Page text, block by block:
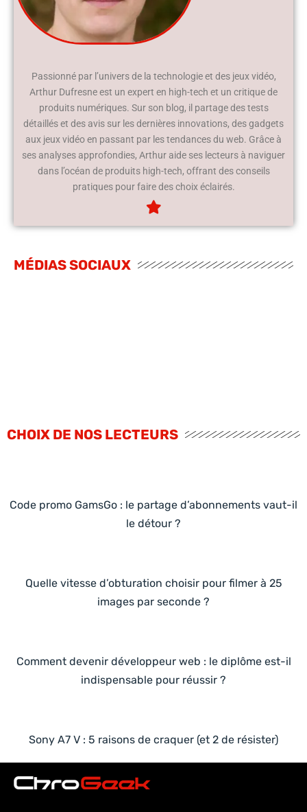
Passionné par l’univers de la technologie et des jeux vidéo,
Arthur Dufresne est un expert en high-tech et un critique de
produits numériques. Sur son blog, il partage des tests
détaillés et des avis sur les dernières innovations, des gadgets
aux jeux vidéo en passant par les tendances du web. Grâce à
ses analyses approfondies, Arthur aide ses lecteurs à naviguer
dans l’océan de produits high-tech, offrant des conseils
pratiques pour faire des choix éclairés.
MÉDIAS SOCIAUX
CHOIX DE NOS LECTEURS
Code promo GamsGo : le partage d’abonnements vaut-il
le détour ?
Quelle vitesse d’obturation choisir pour filmer à 25
images par seconde ?
Comment devenir développeur web : le diplôme est-il
indispensable pour réussir ?
Sony A7 V : 5 raisons de craquer (et 2 de résister)